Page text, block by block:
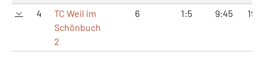
4
TC Weil im
Schönbuch
2
6 1:5 9:45